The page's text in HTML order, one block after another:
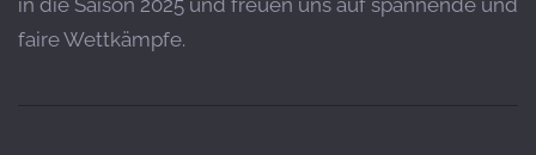
in die Saison 2025 und freuen uns auf spannende und
faire Wettkämpfe.